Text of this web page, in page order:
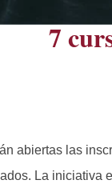
7
abiertas las
La